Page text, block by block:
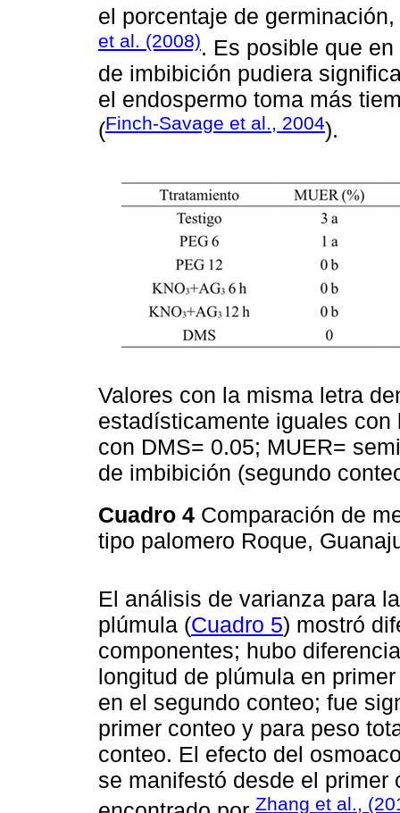
el porcentaje de
et al. (2008). Es posible que
de imbibición pudiera
el endospermo toma más
(Finch-Savage et al., 2004).
Valores con la misma letra
estadísticamente iguales
con DMS= 0.05; MUER=
de imbibición (segundo
Cuadro 4 Comparación de
tipo palomero Roque,
El análisis de varianza para
plúmula (Cuadro 5) mostró
componentes; hubo
longitud de plúmula en
en el segundo conteo; fue
primer conteo y para peso
conteo. El efecto del
se manifestó desde el
Zhang et al.,